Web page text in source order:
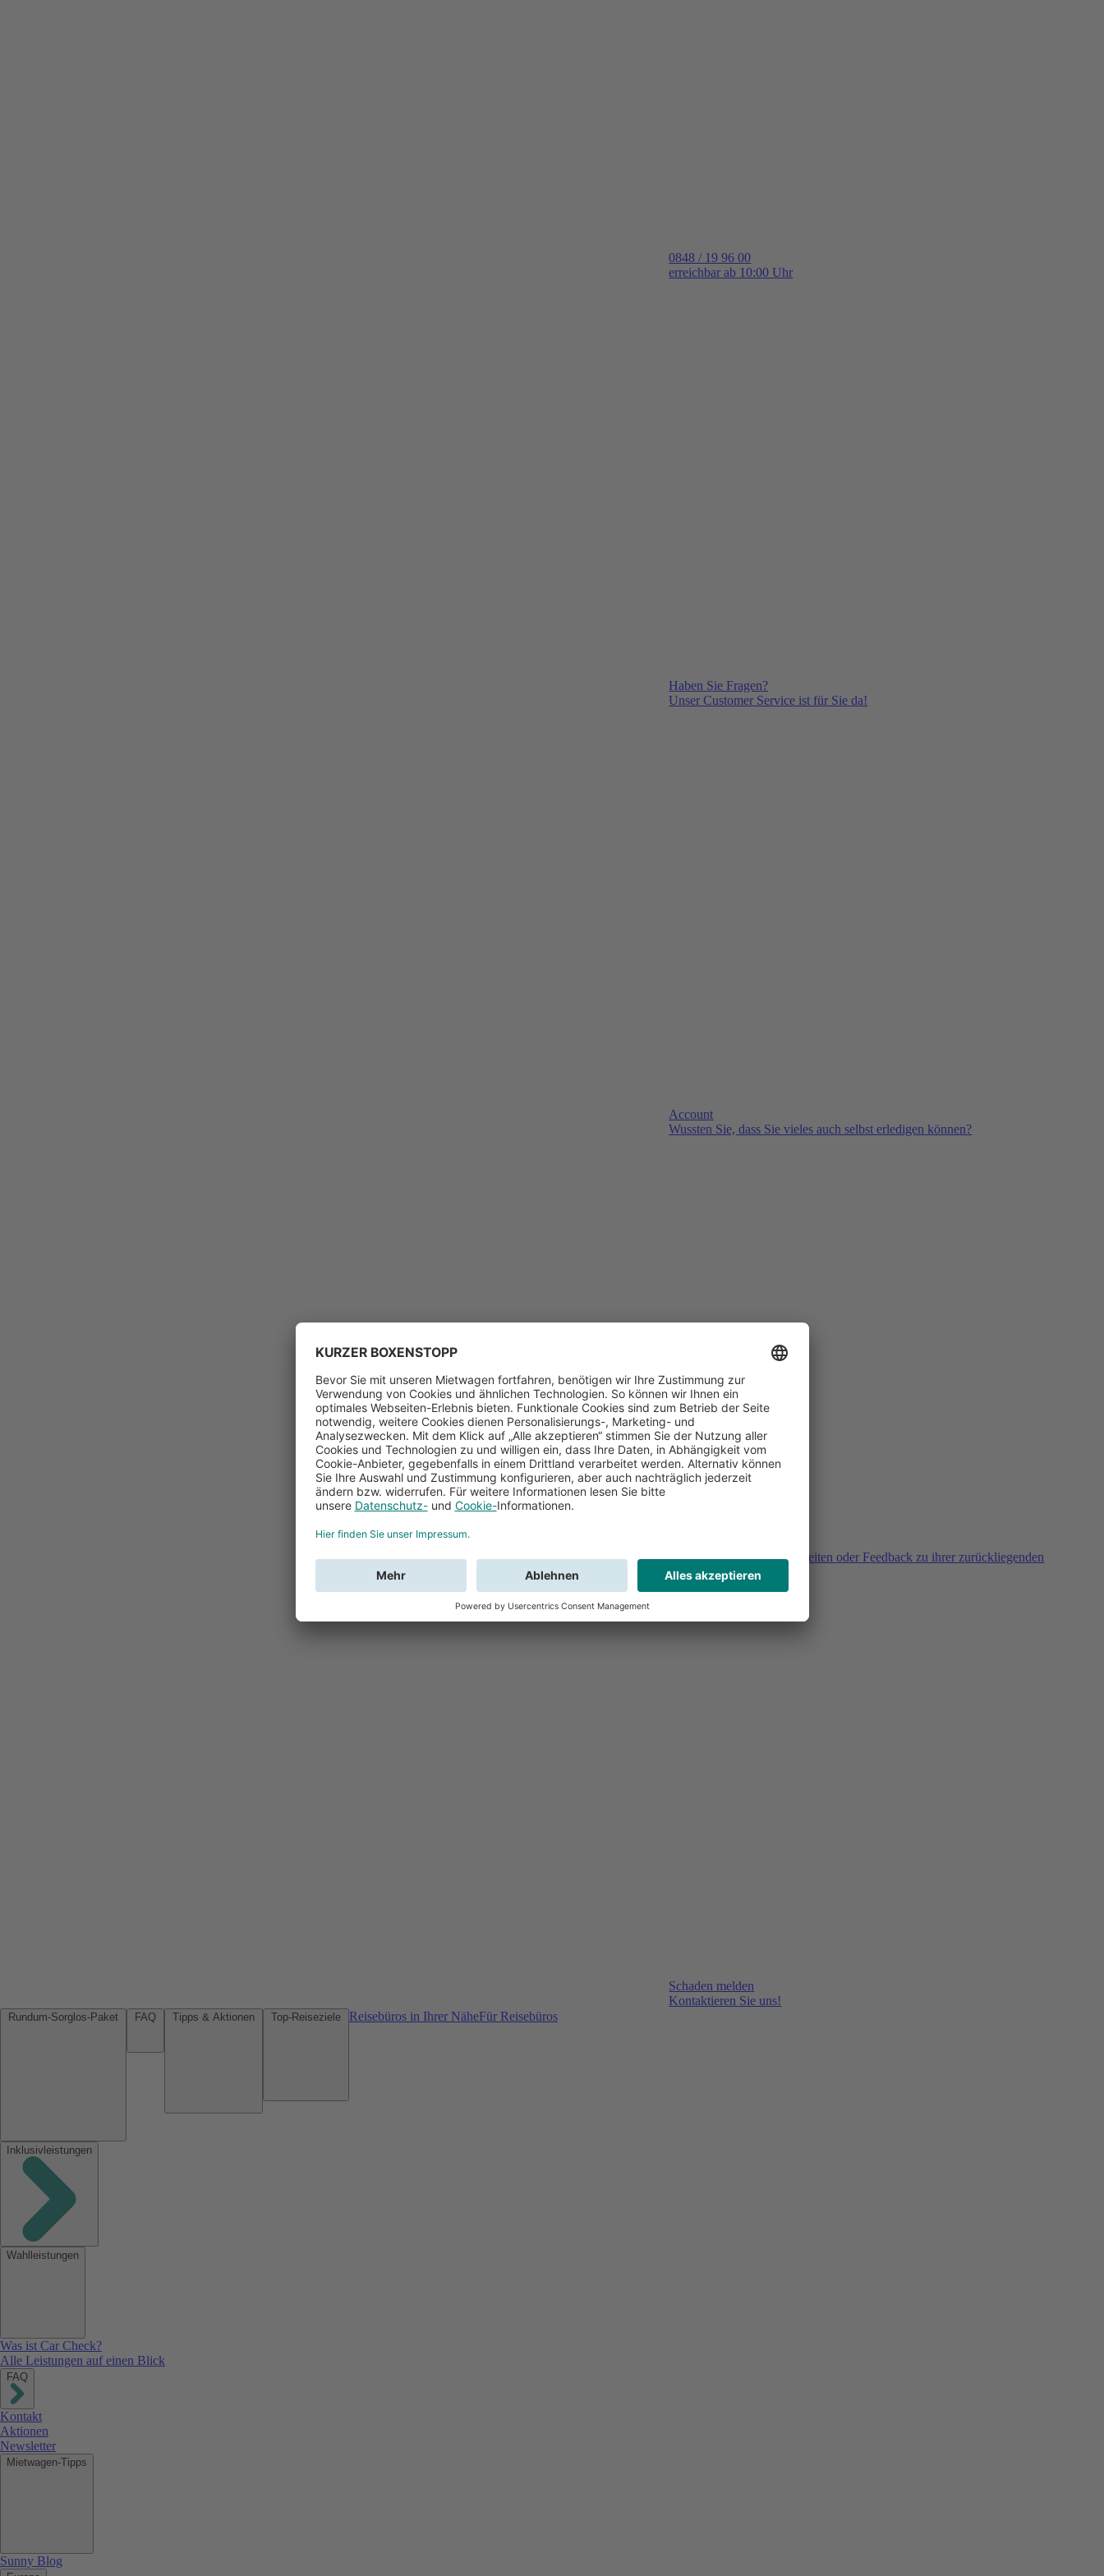
0848 / 19 96 00
erreichbar ab 10:00 Uhr
Haben Sie Fragen?
Unser Customer Service ist für Sie da!
Account
Wussten Sie, dass Sie vieles auch selbst erledigen können?
Sie haben Fragen, Unklarheiten oder Feedback zu ihrer zurückliegenden
Buchung?
Schaden melden
Kontaktieren Sie uns!
Reisebüros in Ihrer NäheFür Reisebüros
Inklusivleistungen
Wahlleistungen
Was ist Car Check?
Alle Leistungen auf einen Blick
FAQ
Kontakt
Aktionen
Newsletter
Mietwagen-Tipps
Sunny Blog